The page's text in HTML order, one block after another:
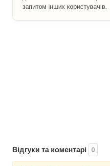
запитом інших користувачів.
Відгуки та коментарі 0